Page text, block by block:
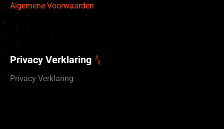
Algemene Voorwaarden
Privacy Verklaring
Privacy Verklaring